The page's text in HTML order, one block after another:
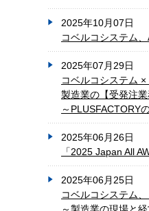
2025年10月07日
コベルコシステム
2025年07月29日
コベルコシステム
製造業の【受発注
～PLUSFACTORY
2025年06月26日
「2025 Japan All
2025年06月25日
コベルコシステム